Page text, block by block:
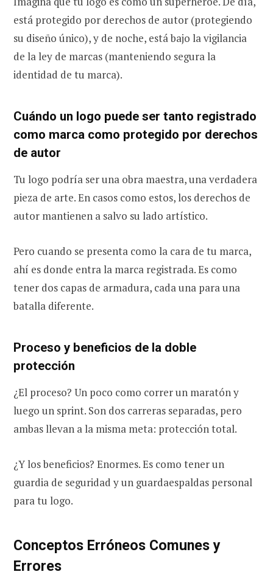
está protegido por derechos de autor (protegiendo
su diseño único), y de noche, está bajo la vigilancia
de la ley de marcas (manteniendo segura la
identidad de tu marca).
Cuándo un logo puede ser tanto registrado
como marca como protegido por derechos
de autor
Tu logo podría ser una obra maestra, una verdadera
pieza de arte. En casos como estos, los derechos de
autor mantienen a salvo su lado artístico.
Pero cuando se presenta como la cara de tu marca,
ahí es donde entra la marca registrada. Es como
tener dos capas de armadura, cada una para una
batalla diferente.
Proceso y beneficios de la doble
protección
¿El proceso? Un poco como correr un maratón y
luego un sprint. Son dos carreras separadas, pero
ambas llevan a la misma meta: protección total.
¿Y los beneficios? Enormes. Es como tener un
guardia de seguridad y un guardaespaldas personal
para tu logo.
Conceptos Erróneos Comunes y
Errores